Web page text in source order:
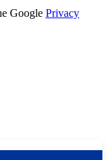
Google Privacy